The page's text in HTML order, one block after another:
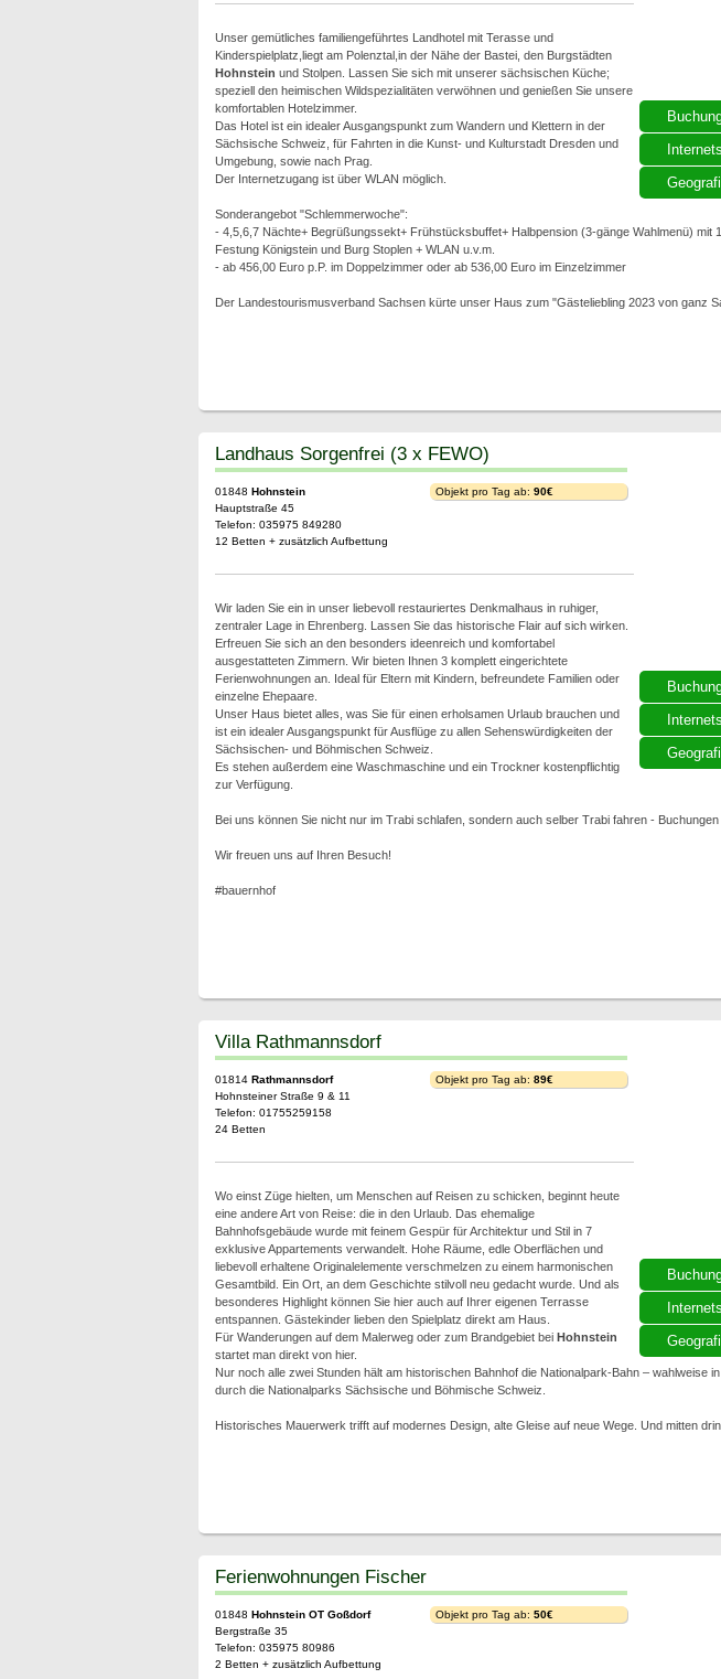
Unser gemütliches familiengeführtes Landhotel mit Terasse und
Kinderspielplatz,liegt am Polenztal,in der Nähe der Bastei, den Burgstädten
Hohnstein und Stolpen. Lassen Sie sich mit unserer sächsischen Küche;
speziell den heimischen Wildspezialitäten verwöhnen und genießen Sie unsere
komfortablen Hotelzimmer.
Das Hotel ist ein idealer Ausgangspunkt zum Wandern und Klettern in der
Sächsische Schweiz, für Fahrten in die Kunst- und Kulturstadt Dresden und
Umgebung, sowie nach Prag.
Der Internetzugang ist über WLAN möglich.
Sonderangebot "Schlemmerwoche":
- 4,5,6,7 Nächte+ Begrüßungssekt+ Frühstücksbuffet+ Halbpension (3-gänge Wahlmenü) mit
Festung Königstein und Burg Stoplen + WLAN u.v.m.
- ab 456,00 Euro p.P. im Doppelzimmer oder ab 536,00 Euro im Einzelzimmer
Der Landestourismusverband Sachsen kürte unser Haus zum "Gästeliebling 2023 von ganz
Landhaus Sorgenfrei (3 x FEWO)
01848 Hohnstein
Hauptstraße 45
Telefon: 035975 849280
12 Betten + zusätzlich Aufbettung
Objekt pro Tag ab: 90€
Wir laden Sie ein in unser liebevoll restauriertes Denkmalhaus in ruhiger,
zentraler Lage in Ehrenberg. Lassen Sie das historische Flair auf sich wirken.
Erfreuen Sie sich an den besonders ideenreich und komfortabel
ausgestatteten Zimmern. Wir bieten Ihnen 3 komplett eingerichtete
Ferienwohnungen an. Ideal für Eltern mit Kindern, befreundete Familien oder
einzelne Ehepaare.
Unser Haus bietet alles, was Sie für einen erholsamen Urlaub brauchen und
ist ein idealer Ausgangspunkt für Ausflüge zu allen Sehenswürdigkeiten der
Sächsischen- und Böhmischen Schweiz.
Es stehen außerdem eine Waschmaschine und ein Trockner kostenpflichtig
zur Verfügung.
Bei uns können Sie nicht nur im Trabi schlafen, sondern auch selber Trabi fahren - Buchungen
Wir freuen uns auf Ihren Besuch!
#bauernhof
Villa Rathmannsdorf
01814 Rathmannsdorf
Hohnsteiner Straße 9 & 11
Telefon: 01755259158
24 Betten
Objekt pro Tag ab: 89€
Wo einst Züge hielten, um Menschen auf Reisen zu schicken, beginnt heute
eine andere Art von Reise: die in den Urlaub. Das ehemalige
Bahnhofsgebäude wurde mit feinem Gespür für Architektur und Stil in 7
exklusive Appartements verwandelt. Hohe Räume, edle Oberflächen und
liebevoll erhaltene Originalelemente verschmelzen zu einem harmonischen
Gesamtbild. Ein Ort, an dem Geschichte stilvoll neu gedacht wurde. Und als
besonderes Highlight können Sie hier auch auf Ihrer eigenen Terrasse
entspannen. Gästekinder lieben den Spielplatz direkt am Haus.
Für Wanderungen auf dem Malerweg oder zum Brandgebiet bei Hohnstein
startet man direkt von hier.
Nur noch alle zwei Stunden hält am historischen Bahnhof die Nationalpark-Bahn – wahlweise
durch die Nationalparks Sächsische und Böhmische Schweiz.
Historisches Mauerwerk trifft auf modernes Design, alte Gleise auf neue Wege. Und mitten
Ferienwohnungen Fischer
01848 Hohnstein OT Goßdorf
Bergstraße 35
Telefon: 035975 80986
2 Betten + zusätzlich Aufbettung
Objekt pro Tag ab: 50€